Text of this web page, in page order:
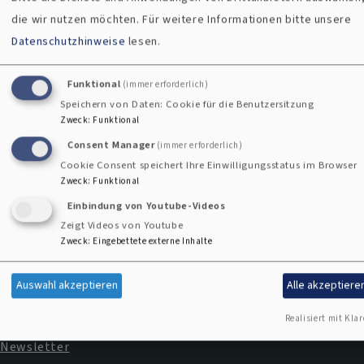
Gedenkstättenarbeit
Kontaktformular
Fußbereichsmenü
Impressum
Kontakt
Newsletter
die wir nutzen möchten.Für weitere Informationen bitte unsere
Datenschutzhinweise lesen.
Funktional (immer erforderlich)
Speichern von Daten: Cookie für die Benutzersitzung
Zweck: Funktional
Consent Manager (immer erforderlich)
Cookie Consent speichert Ihre Einwilligungsstatus im Browser
Zweck: Funktional
Einbindung von Youtube-Videos
Zeigt Videos von Youtube
Zweck: Eingebettete externe Inhalte
Auswahl akzeptieren Alle
Realisiert mit